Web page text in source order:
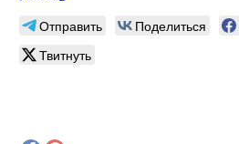
Отправить Поделиться
Твитнуть